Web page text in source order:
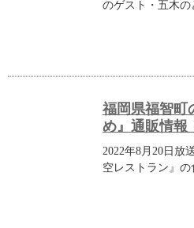
のゲスト・五木の
福岡県福智町
め』通販情報
2022年8月20日放
空レストラン』